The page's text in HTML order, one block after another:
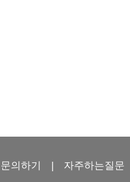
문의하기 자주하는질문